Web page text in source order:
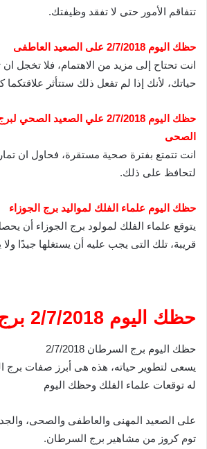
تتفاقم الأمور حتى لا تفقد وظيفتك.
حظك اليوم 2/7/2018 على الصعيد العاطفى
انت تحتاح إلى مزيد من الاهتمام، فلا
حياتك، لأنك إذا لم تفعل ذلك ستتأثر علاقتكما
حظك اليوم 2/7/2018 علي الصعيد
الصحى
انت تتمتع بفترة صحية مستقرة، فحاول ان
لتحافظ على ذلك.
حظك اليوم علماء الفلك لمواليد برج الجوزاء
يتوقع علماء الفلك لمولود برج الجوزاء أن
قريبة، تلك التى يجب عليه أن يستغلها جيدًا ولا
حظك اليوم 2/7/2018 برج السرطان
حظك اليوم برج السرطان 2/7/2018
يسعى لتطوير حياته، هذه هى أبرز صفات برج
له توقعات علماء الفلك وحظك اليوم
على الصعيد المهنى والعاطفى والصحى،
توم كروز من مشاهير برج السرطان.